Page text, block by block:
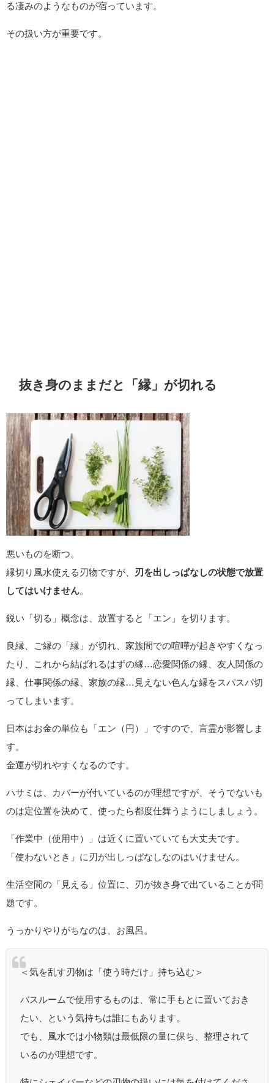
る凄みのようなものが宿っています。
その扱い方が重要です。
抜き身のままだと「縁」が切れる
悪いものを断つ。
縁切り風水使える刃物ですが、 刃を出しっぱなしの状態で放置
してはいけません。
鋭い「切る」概念は、放置すると「エン」を切ります。
良縁、ご縁の「縁」が切れ、家族間での喧嘩が起きやすくなっ
たり、これから結ばれるはずの縁…恋愛関係の縁、友人関係の
縁、仕事関係の縁、家族の縁…見えない色んな縁をスパスパ切
ってしまいます。
日本はお金の単位も「エン（円）」ですので、言霊が影響しま
す。
金運が切れやすくなるのです。
ハサミは、カバーが付いているのが理想ですが、そうでないも
のは定位置を決めて、使ったら都度仕舞うようにしましょう。
「作業中（使用中）」は近くに置いていても大丈夫です。
「使わないとき」に刃が出しっぱなしなのはいけません。
生活空間の「見える」位置に、刃が抜き身で出ていることが問
題です。
うっかりやりがちなのは、お風呂。
＜気を乱す刃物は「使う時だけ」持ち込む＞
バスルームで使用するものは、常に手もとに置いておき
たい、という気持ちは誰にもあります。
でも、風水では小物類は最低限の量に保ち、整理されて
いるのが理想です。